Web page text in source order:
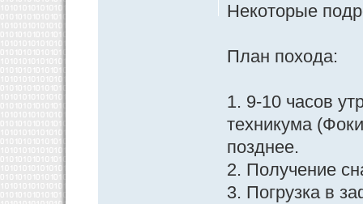
Некоторые
План похода:
1. 9-10 часов
техникума
позднее.
2. Получение
3. Погрузка в